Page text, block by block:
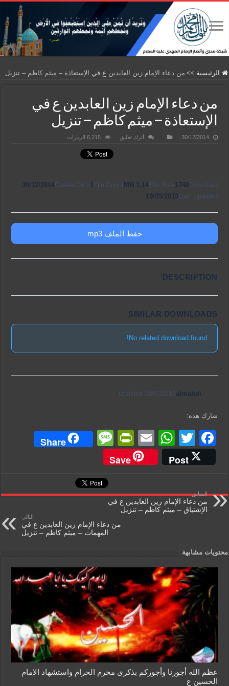
الرئيسية >> من دعاء الإمام زين العابدين ع في الإستعاذة – ميثم كاظم – تنزيل
من دعاء الإمام زين العابدين ع في
الإستعاذة – ميثم كاظم – تنزيل
30/12/2014 أترك تعليق 6,215 الزيارات
Download
1748
File Size
1.14 MB
File Count
1
Create Date
30/12/2014
Last Updated
19/05/2019
حفظ الملف mp3
DESCRIPTION
SIMILAR DOWNLOADS
No related download found!
almahdi
Updated 19/05/2019
شارك هذه:
F
a
c
e
b
k
T
wi
tt
W
h
at
A
E
m
ail
Pr
in
tF
ri
e
n
dl
M
a
e
Share
Post
Save
السابق
من دعاء الإمام زين العابدين ع في
الإشتياق – ميثم كاظم – تنزيل
التالي
من دعاء الإمام زين العابدين ع في
المهمات – ميثم كاظم – تنزيل
محتويات مشابهة
عظم الله أجورنا وأجوركم بذكرى محرم الحرام واستشهاد الإمام
الحسين ع